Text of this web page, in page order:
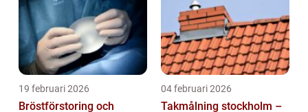
19 februari 2026
Bröstförstoring och
04 februari 2026
Takmålning stockholm –